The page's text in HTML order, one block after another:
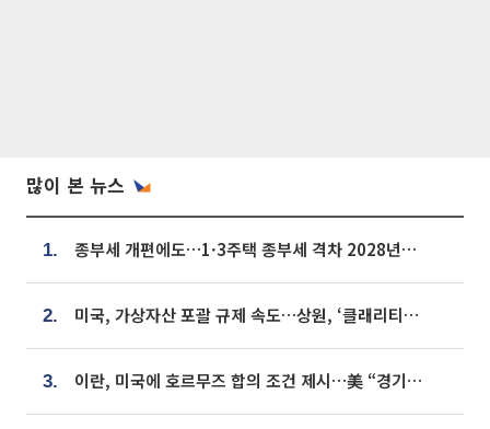
많이 본 뉴스
1. 종부세 개편에도…1·3주택 종부세 격차 2028년부터 확대
2. 미국, 가상자산 포괄 규제 속도…상원, ‘클래리티법’ 9월 절차투표 추진
3. 이란, 미국에 호르무즈 합의 조건 제시…美 “경기 아직 안 끝나” [종합]